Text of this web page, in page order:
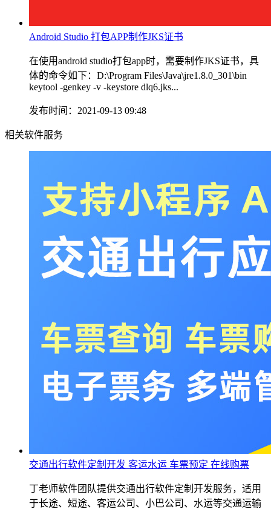
Android Studio 打包APP制作JKS证书
在使用android studio打包app时，需要制作JKS证书，具
体的命令如下：D:\Program Files\Java\jre1.8.0_301\bin
keytool -genkey -v -keystore dlq6.jks...
发布时间：2021-09-13 09:48
相关软件服务
交通出行软件定制开发 客运水运 车票预定 在线购票
丁老师软件团队提供交通出行软件定制开发服务，适用
于长途、短途、客运公司、小巴公司、水运等交通运输